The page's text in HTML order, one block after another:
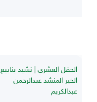
الحفل العشري | نشيد ينابيع
الخير المنشد عبدالرحمن
عبدالكريم